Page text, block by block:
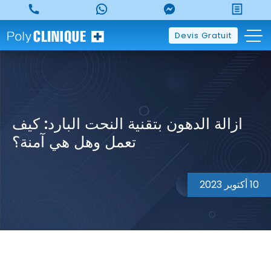
Devis Gratuit
ازالة الدهون بتقنية النحت البارد: كيف
تعمل وهل هي آمنة؟
10 أكتوبر 2023